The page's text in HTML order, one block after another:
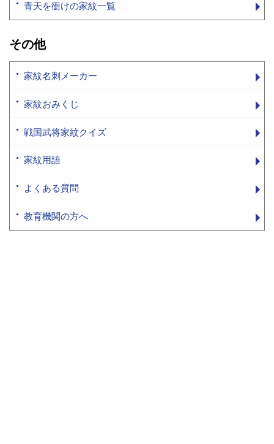
青天を衝けの家紋一覧
その他
家紋名刺メーカー
家紋おみくじ
戦国武将家紋クイズ
家紋用語
よくある質問
教育機関の方へ